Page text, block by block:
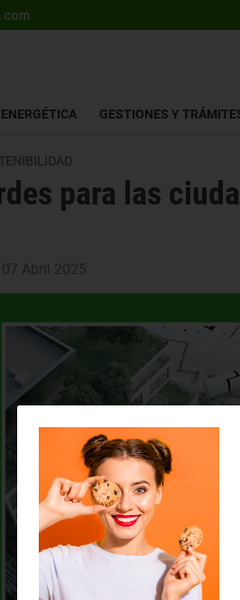
GESTIONES Y
para las
Abril 2025